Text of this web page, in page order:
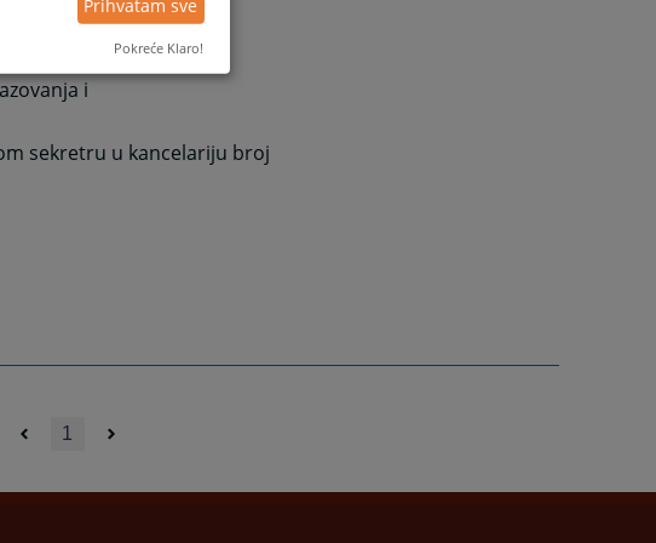
i
sekretru u kancelariju broj
1
Prihvatam sve
Pokreće Klaro!